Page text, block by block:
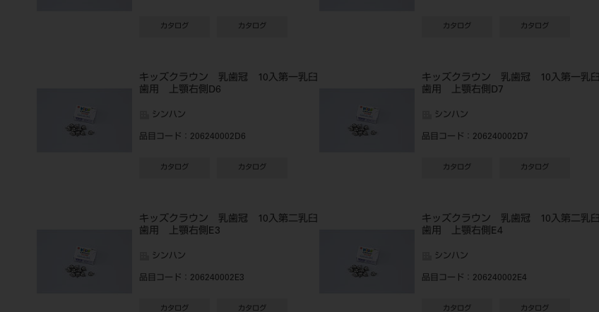
カタログ カタログ カタログ カタログ
キッズクラウン 乳歯冠 10入第一乳臼
歯用 上顎右側D6
シンハン
品目コード ：206240002D6
カタログ カタログ
キッズクラウン 乳歯冠 10入第一乳臼
歯用 上顎右側D7
シンハン
品目コード ：206240002D7
カタログ カタログ
キッズクラウン 乳歯冠 10入第二乳臼
歯用 上顎右側E3
シンハン
品目コード ：206240002E3
カタログ カタログ
キッズクラウン 乳歯冠 10入第二乳臼
歯用 上顎右側E4
シンハン
品目コード ：206240002E4
カタログ カタログ